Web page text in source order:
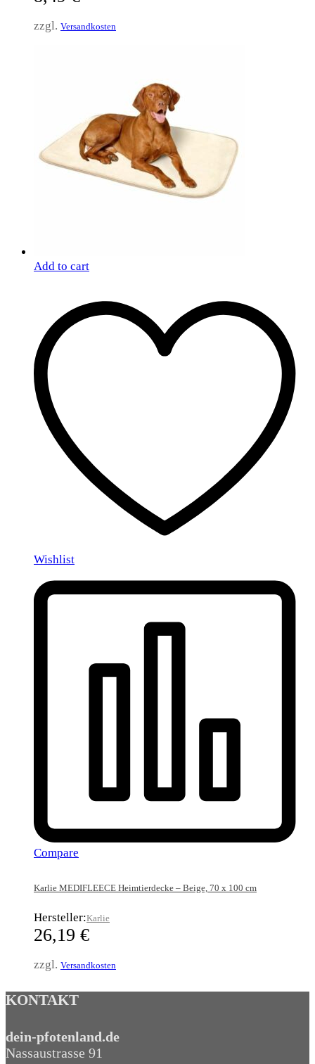
zzgl. Versandkosten
Add to cart
Wishlist
Compare
Karlie MEDIFLEECE Heimtierdecke – Beige, 70 x 100 cm
Hersteller:Karlie
26,19 €
zzgl. Versandkosten
KONTAKT
dein-pfotenland.de
Nassaustrasse 91